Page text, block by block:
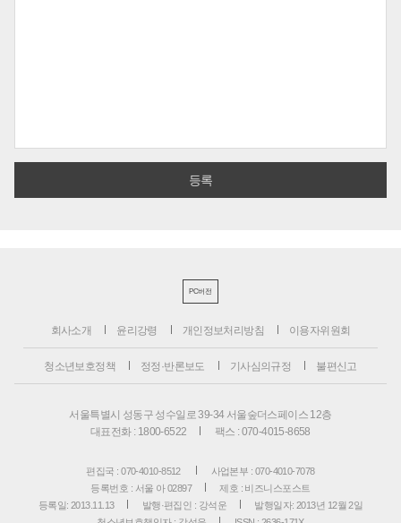
PC버전
회사소개 윤리강령 개인정보처리방침 이용자위원회
청소년보호정책 정정·반론보도 기사심의규정 불편신고
서울특별시 성동구 성수일로 39-34 서울숲더스페이스 12층
대표전화 : 1800-6522
팩스 : 070-4015-8658
편집국 : 070-4010-8512
사업본부 : 070-4010-7078
등록번호 : 서울 아 02897
제호 : 비즈니스포스트
등록일: 2013.11.13
발행·편집인 : 강석운
발행일자: 2013년 12월 2일